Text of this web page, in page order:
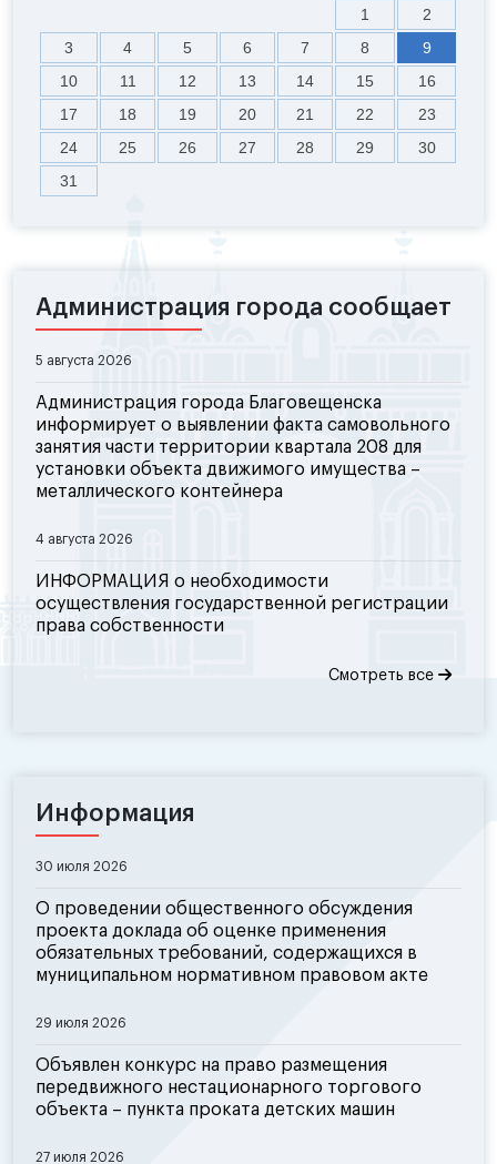
1
2
3
4 5 6 7 8
9
10
11 12 13 14 15
16
17
18 19 20 21 22
23
24
25 26 27 28 29
30
31
Администрация города сообщает
5 августа 2026
Администрация города Благовещенска
информирует о выявлении факта самовольного
занятия части территории квартала 208 для
установки объекта движимого имущества –
металлического контейнера
4 августа 2026
ИНФОРМАЦИЯ о необходимости
осуществления государственной регистрации
права собственности
Смотреть все
Информация
30 июля 2026
О проведении общественного обсуждения
проекта доклада об оценке применения
обязательных требований, содержащихся в
муниципальном нормативном правовом акте
29 июля 2026
Объявлен конкурс на право размещения
передвижного нестационарного торгового
объекта – пункта проката детских машин
27 июля 2026